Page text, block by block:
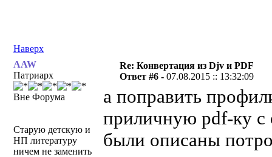
Наверх
AAW
Патриарх
Вне Форума
Старую детскую и
НП литературу
ничем не заменить
Re: Конвертация из Djv и PDF
Ответ #6 -07.08.2015 :: 13:32:09
а поправить
приличную pdf-ку с
были описаны